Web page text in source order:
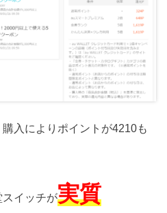
入によりポイントが4210も
スイッチが実質